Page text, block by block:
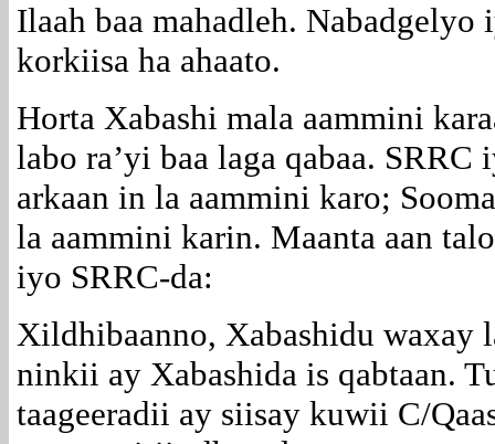
Ilaah baa mahadleh.
korkiisa ha ahaato.
Horta Xabashi mala aammini
labo ra’yi baa laga qabaa.
arkaan in la aammini karo;
la aammini karin. Maanta aan
iyo SRRC-da:
Xildhibaanno, Xabashidu waxay
ninkii ay Xabashida is qabtaan.
taageeradii ay siisay kuwii C/